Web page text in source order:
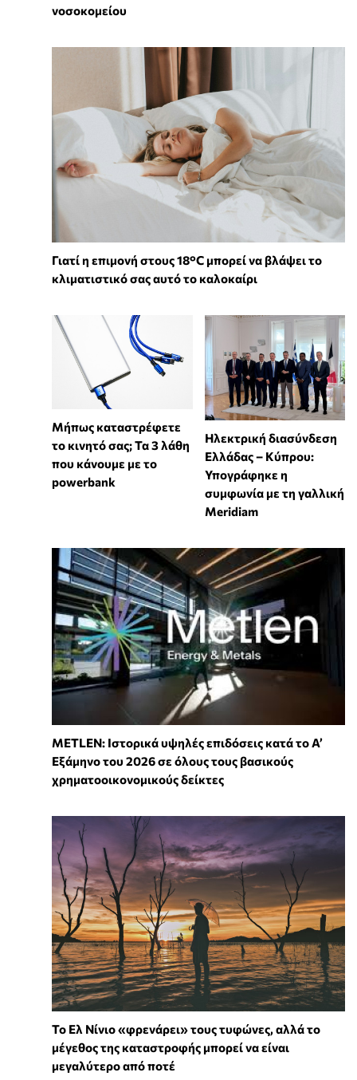
νοσοκομείου
Γιατί η επιμονή στους 18°C μπορεί να βλάψει το
κλιματιστικό σας αυτό το καλοκαίρι
Μήπως καταστρέφετε
το κινητό σας; Τα 3 λάθη
που κάνουμε με το
powerbank
Ηλεκτρική διασύνδεση
Ελλάδας – Κύπρου:
Υπογράφηκε η
συμφωνία με τη γαλλική
Meridiam
METLEN: Ιστορικά υψηλές επιδόσεις κατά το Α’
Εξάμηνο του 2026 σε όλους τους βασικούς
χρηματοοικονομικούς δείκτες
Το Ελ Νίνιο «φρενάρει» τους τυφώνες, αλλά το
μέγεθος της καταστροφής μπορεί να είναι
μεγαλύτερο από ποτέ